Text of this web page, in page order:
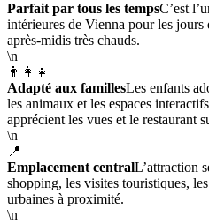
Parfait par tous les tempsC’est
intérieures de Vienna pour les
après-midis très chauds.
\n
👨‍👩‍👧
Adapté aux famillesLes enfants
les animaux et les espaces
apprécient les vues et le restaurant
\n
📍
Emplacement centralL’attraction
shopping, les visites touristiques,
urbaines à proximité.
\n